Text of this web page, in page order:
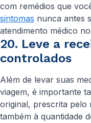
com remédios que
sintomas nunca antes
atendimento médico
20. Leve a
controlados
Além de levar suas
viagem, é importante
original, prescrita pelo
também à quantidade